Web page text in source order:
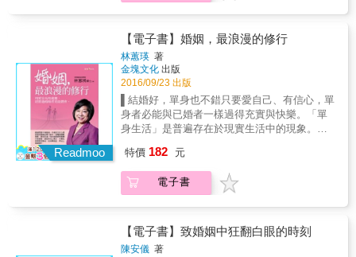
幫助你與配偶： ~ 了解彼此對傷害有何反應 ~
認清未解決的傷害會導致憤怒與疏離 ~ 了解彼
此解決衝突的不同風格 ~ 面對傷害，並走向饒
恕與治癒 ~ 關閉衝突的惡性循環 ~ 重建對彼此
的信任 在目前的婚姻關係中重拾希望、和諧與
親密。
Readmoo
【電子書】婚姻，最浪漫的修行
林蕙瑛 著
金塊文化 出版
2016/09/23 出版
▌結婚好，單身也不錯只要愛自己、有信心，單
身者必能與已婚者一樣過得充實與快樂。「單
身生活」是普遍存在於現實生活中的現象。單
年男女及熟男熟女（二度單身）。「單身貴
族」並非娶不到或嫁不出去，而是他們選擇生
活的方式與眾不同罷了，因為單身、結婚或離
是一種過程，只是因為在未找到自己合適的對
象或者熱衷於工作，人生追求的目標有先後，
特價 182 元
電子書
【電子書】致婚姻中狂翻白眼的時刻
陳安儀 著